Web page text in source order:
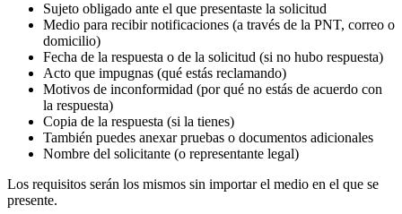
Sujeto obligado ante el que presentaste la solicitud
Medio para recibir notificaciones (a través de la PNT, correo o
domicilio)
Fecha de la respuesta o de la solicitud (si no hubo respuesta)
Acto que impugnas (qué estás reclamando)
Motivos de inconformidad (por qué no estás de acuerdo con
la respuesta)
Copia de la respuesta (si la tienes)
También puedes anexar pruebas o documentos adicionales
Nombre del solicitante (o representante legal)
Los requisitos serán los mismos sin importar el medio en el que se
presente.